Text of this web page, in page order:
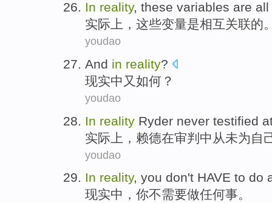
In reality, these variables are all
实际上 ， 这些变量是相互关联的
youdao
And in reality?
现实中 又 如何？
youdao
In reality Ryder never testified
实际上 ， 赖德在审判中 从未为自
youdao
In reality, you don't HAVE to do
现实中 ， 你不需要做任何事。